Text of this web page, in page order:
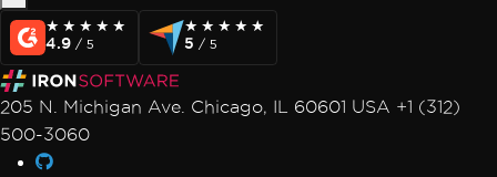
★★★★★
★★★★★
4.9 / 5
★★★★★
★★★★★
5 / 5
205 N. Michigan Ave. Chicago, IL 60601 USA +1 (312)
500-3060